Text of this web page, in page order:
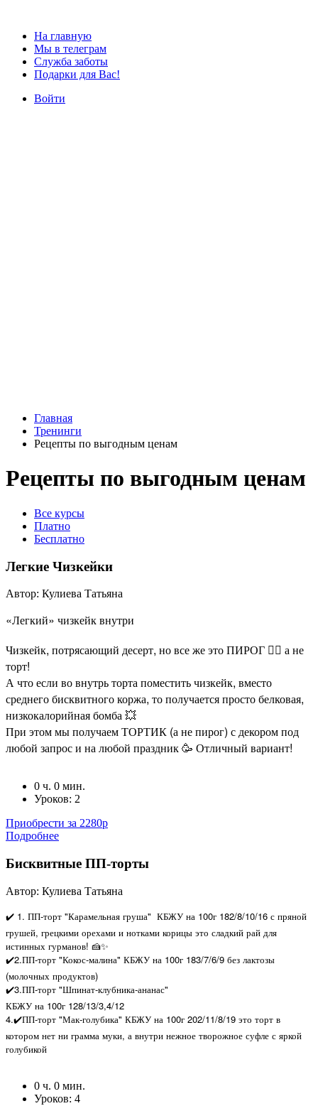
На главную
Мы в телеграм
Служба заботы
Подарки для Вас!
Войти
Главная
Тренинги
Рецепты по выгодным ценам
Рецепты по выгодным ценам
Все курсы
Платно
Бесплатно
Легкие Чизкейки
Автор: Кулиева Татьяна
«Легкий» чизкейк внутри
Чизкейк, потрясающий десерт, но все же это ПИРОГ 🤷‍♀️ а не
торт!
А что если во внутрь торта поместить чизкейк, вместо
среднего бисквитного коржа, то получается просто белковая,
низкокалорийная бомба 💥
При этом мы получаем ТОРТИК (а не пирог) с декором под
любой запрос и на любой праздник 🥳 Отличный вариант!
0 ч. 0 мин.
Уроков: 2
Приобрести за 2280р
Подробнее
Бисквитные ПП-торты
Автор: Кулиева Татьяна
✔️ 1. ПП-торт "Карамельная груша" КБЖУ на 100г 182/8/10/16 с пряной
грушей, грецкими орехами и нотками корицы это сладкий рай для
истинных гурманов! 🍰✨
✔️2.ПП-торт "Кокос-малина" КБЖУ на 100г 183/7/6/9 без лактозы
(молочных продуктов)
✔️3.ПП-торт "Шпинат-клубника-ананас"
КБЖУ на 100г 128/13/3,4/12
4.✔️ПП-торт "Мак-голубика" КБЖУ на 100г 202/11/8/19 это торт в
котором нет ни грамма муки, а внутри нежное творожное суфле с яркой
голубикой
0 ч. 0 мин.
Уроков: 4